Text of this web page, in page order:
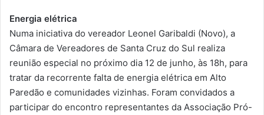
Energia elétrica
Numa iniciativa do vereador Leonel Garibaldi (Novo), a
Câmara de Vereadores de Santa Cruz do Sul realiza
reunião especial no próximo dia 12 de junho, às 18h, para
tratar da recorrente falta de energia elétrica em Alto
Paredão e comunidades vizinhas. Foram convidados a
participar do encontro representantes da Associação Pró-